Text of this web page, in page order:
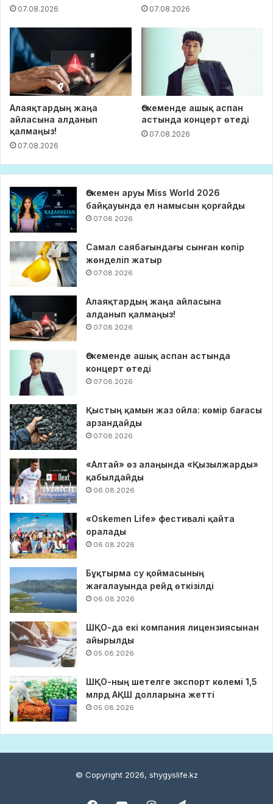
07.08.2026 07.08.2026
Алаяқтардың жаңа
айласына алданып
қалмаңыз!
07.08.2026
Өскеменде ашық аспан
астында концерт өтеді
07.08.2026
Өскемен аруы Miss World 2026
байқауында ел намысын қорғайды
07.08.2026
Самал саябағындағы сынған көпір
жөнделіп жатыр
07.08.2026
Алаяқтардың жаңа айласына
алданып қалмаңыз!
07.08.2026
Өскеменде ашық аспан астында
концерт өтеді
07.08.2026
Қыстың қамын жаз ойла: көмір бағасы
арзандайды
07.08.2026
«Алтай» өз алаңында «Қызылжарды»
қабылдайды
06.08.2026
«Oskemen Life» фестивалі қайта
оралады
06.08.2026
Бұқтырма су қоймасының
жағалауында рейд өткізілді
06.08.2026
ШҚО-да екі компания лицензиясынан
айырылды
05.08.2026
ШҚО-ның шетелге экспорт көлемі 1,5
млрд АҚШ долларына жетті
05.08.2026
© Copyright 2026, shygyslife.kz